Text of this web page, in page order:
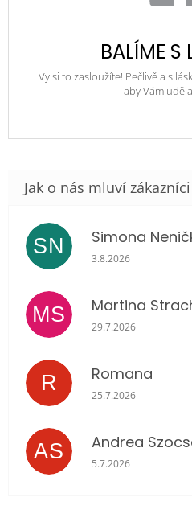
BALÍME S
Vy si to zasloužíte! Pečlivě a s
aby Vám
SN Simona
Hodnocení
3.8.2026
MS Martina
Hodnocení
29.7.2026
R Romana
Hodnocení
25.7.2026
AS Andrea
Hodnocení
5.7.2026